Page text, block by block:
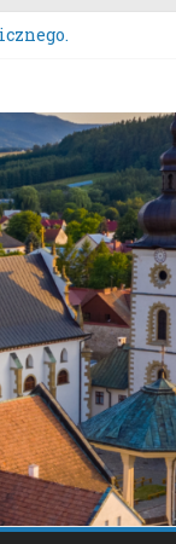
Małopolskiego.
pn.
planu